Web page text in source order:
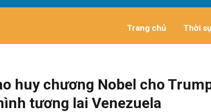
Trang chủ Thời
huy chương Nobel cho
tương lai Venezuela